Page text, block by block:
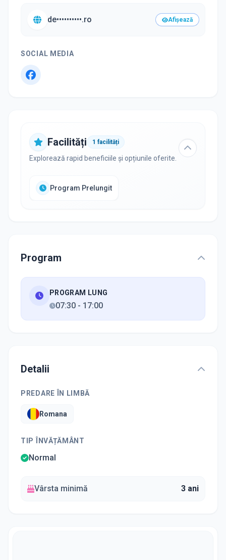
de••••••••••.ro Afișează
SOCIAL MEDIA
Facilități 1 facilități
Explorează rapid beneficiile și opțiunile oferite.
Program Prelungit
Program
PROGRAM LUNG
07:30 - 17:00
Detalii
PREDARE ÎN LIMBĂ
Romana
TIP ÎNVĂȚĂMÂNT
Normal
Vârsta minimă 3 ani